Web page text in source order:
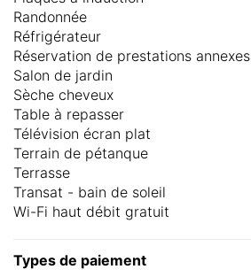
Randonnée
Réfrigérateur
Réservation de prestations annexes
Salon de jardin
Sèche cheveux
Table à repasser
Télévision écran plat
Terrain de pétanque
Terrasse
Transat - bain de soleil
Wi-Fi haut débit gratuit
Types de paiement